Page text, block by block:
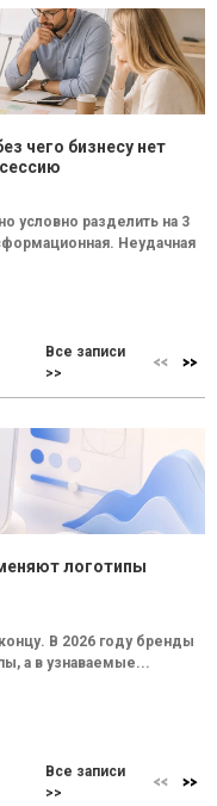
чего бизнесу нет
условно разделить на 3
Неудачная
Все записи
>>
логотипы
В 2026 году бренды
а в узнаваемые...
Все записи
>>